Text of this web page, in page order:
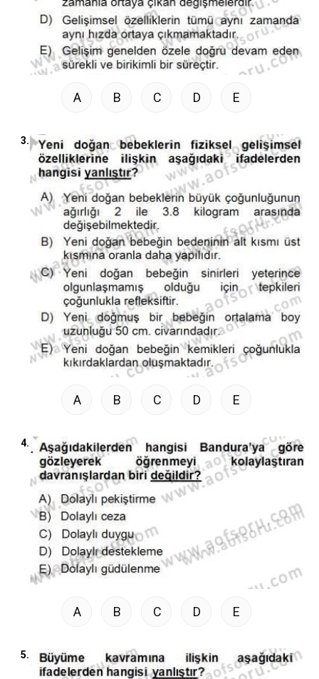
A B C D E
3.
A B C D E
4.
A B C D E
5.